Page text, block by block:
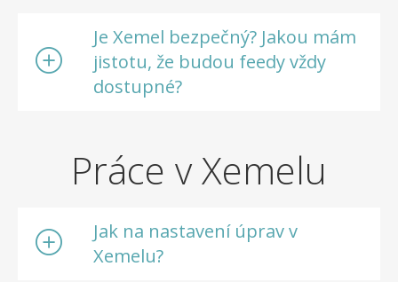
Je Xemel bezpečný? Jakou mám
jistotu, že budou feedy vždy
dostupné?
Práce v Xemelu
Jak na nastavení úprav v
Xemelu?